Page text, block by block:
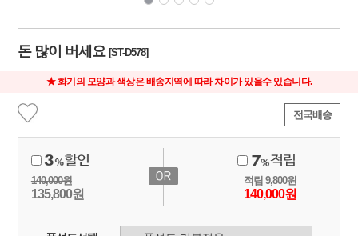
돈 많이 버세요[ST-D578]
★ 화기의 모양과 색상은 배송지역에 따라 차이가 있을수 있습니다.
전국배송
140,000원
135,800원
적립 9,800원
140,000원